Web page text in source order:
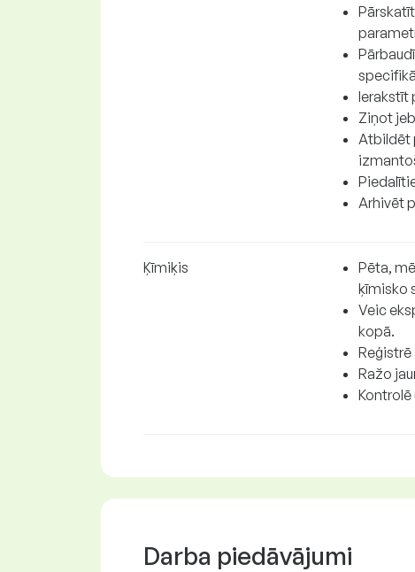
Ierakstīt
Ziņot
Atbildēt
Arhivēt
Ķīmiķis
Pēta,
ķīmisko
Veic
kopā.
Reģistrē
Ražo
Darba piedāvājumi